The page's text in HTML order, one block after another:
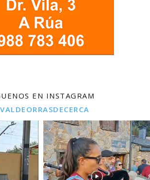
EN INSTAGRAM